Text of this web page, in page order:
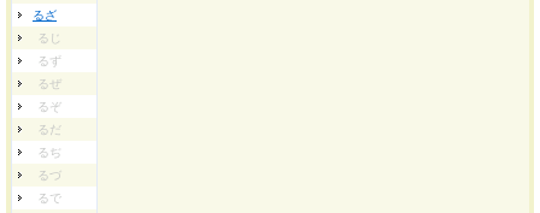
るざ
るじ
るず
るぜ
るぞ
るだ
るぢ
るづ
るで